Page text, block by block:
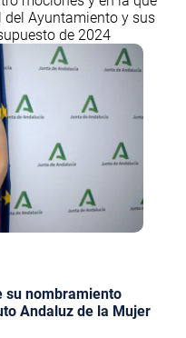
del Ayuntamiento y sus
de 2024
su nombramiento
Andaluz de la Mujer